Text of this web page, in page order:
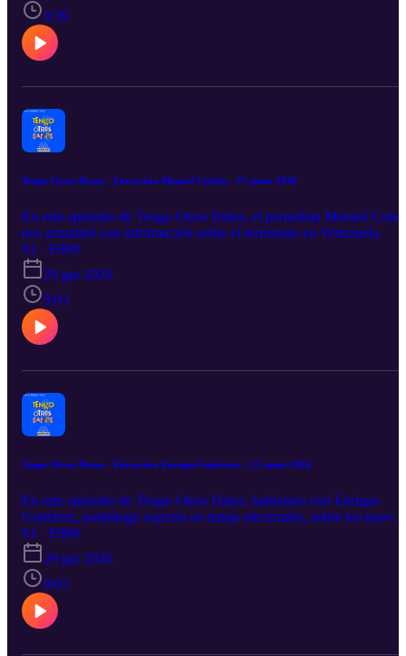
9:39
Tengo Otros Datos - Entrevista Manuel Cobela - 25 junio 2026
En este episodio de Tengo Otros Datos, el periodista Manuel
nos actualizó con información sobre el terremoto en Venezuela.
S1 · E969
29 giu 2026
9:03
Tengo Otros Datos - Entrevista Enrique Gutiérrez - 25 junio 2026
En este episodio de Tengo Otros Datos, hablamos con Enrique
Gutiérrez, politólogo experto en temas electorales, sobre los nuevos
partidos políticos aceptados por el INE en México.
S1 · E968
29 giu 2026
9:03